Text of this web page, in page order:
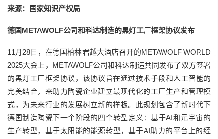
来源：国家知识产权局
德国METAWOLF公司和科达制造的黑灯工厂框架协议发布
11月28日，在德国柏林君越大酒店召开的METAWOLF WORLD
2025大会上，METAWOLF公司和科达制造共同发布了双方签署
的黑灯工厂框架协议，该协议旨在通过技术手段和人工智能的
完美结合，来助力陶瓷企业建立最现代化的工厂生产和管理模
式，为未来行业的发展树立新的样板。此规划包含了新时代下
德国制造陶瓷下一个阶段的四个转型定义：基于AI和元宇宙的
生产转型，基于太阳能的能源转型，基于AI助力的平台上的经